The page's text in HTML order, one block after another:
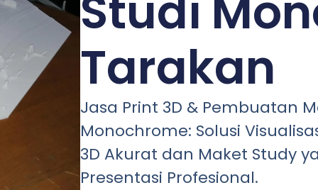
Tarakan
Jasa Print 3D & Pembuatan
Monochrome: Solusi
3D Akurat dan Maket Study
Presentasi Profesional.